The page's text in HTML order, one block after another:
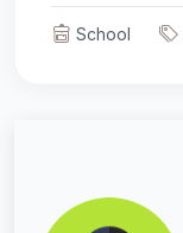
School